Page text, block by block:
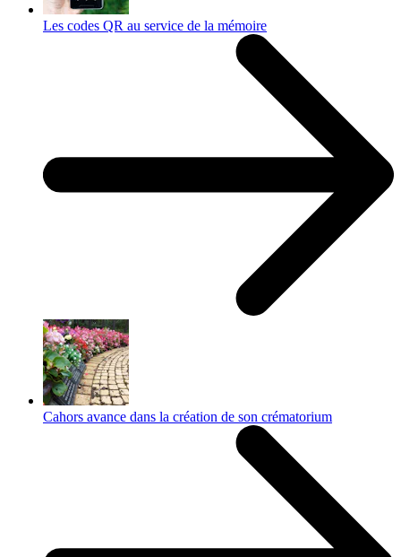
Les codes QR au service de la mémoire
Cahors avance dans la création de son crématorium